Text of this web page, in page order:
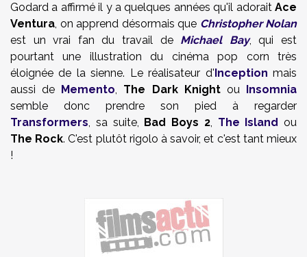
Godard a affirmé il y a quelques années qu'il adorait Ace
Ventura, on apprend désormais que Christopher Nolan
est un vrai fan du travail de Michael Bay, qui est
pourtant une illustration du cinéma pop corn très
éloignée de la sienne. Le réalisateur d'Inception mais
aussi de Memento, The Dark Knightou Insomnia
semble donc prendre son pied à regarder
Transformers, sa suite, Bad Boys 2, The Island ou
The Rock. C'est plutôt rigolo à savoir, et c'est tant mieux
!